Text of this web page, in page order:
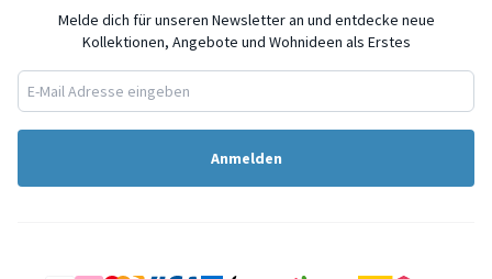
Melde dich für unseren Newsletter an und entdecke neue
Kollektionen, Angebote und Wohnideen als Erstes
Anmelden